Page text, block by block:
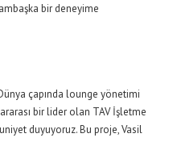
bir deneyime
çapında lounge yönetimi
bir lider olan TAV İşletme
duyuyoruz. Bu proje, Vasil